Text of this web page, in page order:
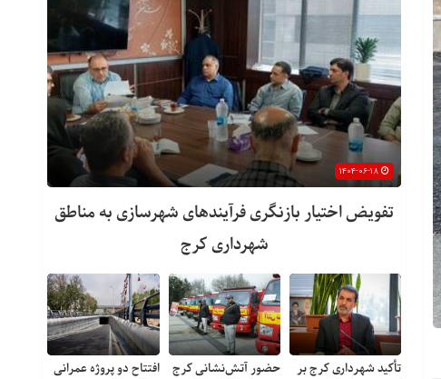
تفویض اختیار بازنگری فرآیندهای شهرسازی به مناطق
شهرداری کرج
تأکید شهرداری کرج بر
حضور آتش‌نشانی کرج
افتتاح دو پروژه عمرانی